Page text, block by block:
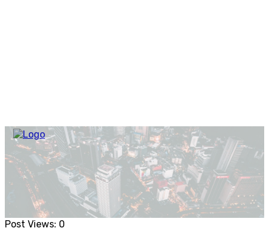
Post Views: 0